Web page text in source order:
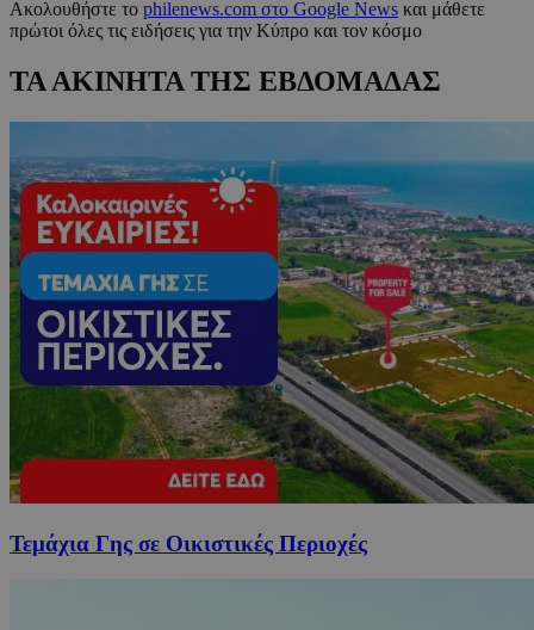
Ακολουθήστε το philenews.com στο Google News και μάθετε
πρώτοι όλες τις ειδήσεις για την Κύπρο και τον κόσμο
ΤΑ ΑΚΙΝΗΤΑ ΤΗΣ ΕΒΔΟΜΑΔΑΣ
Τεμάχια Γης σε Οικιστικές Περιοχές